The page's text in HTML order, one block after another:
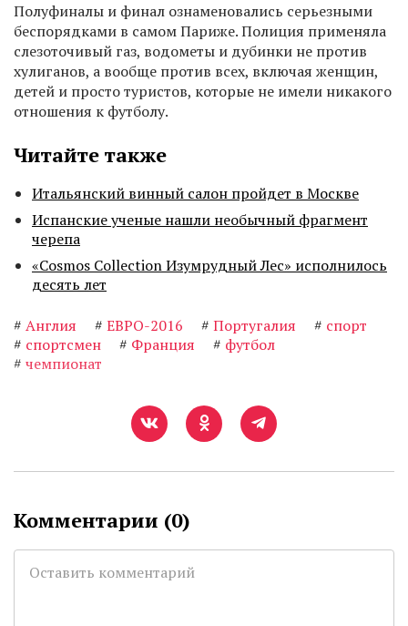
Полуфиналы и финал ознаменовались серьезными
беспорядками в самом Париже. Полиция применяла
слезоточивый газ, водометы и дубинки не против
хулиганов, а вообще против всех, включая женщин,
детей и просто туристов, которые не имели никакого
отношения к футболу.
Читайте также
Итальянский винный салон пройдет в Москве
Испанские ученые нашли необычный фрагмент
черепа
«Cosmos Collection Изумрудный Лес» исполнилось
десять лет
# Англия # ЕВРО-2016 # Португалия # спорт
# спортсмен # Франция # футбол
# чемпионат
Комментарии (0)